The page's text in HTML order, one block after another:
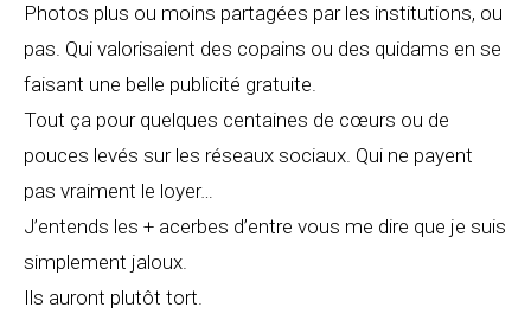
Photos plus ou moins partagées par les institutions, ou
pas. Qui valorisaient des copains ou des quidams en se
faisant une belle publicité gratuite.
Tout ça pour quelques centaines de cœurs ou de
pouces levés sur les réseaux sociaux. Qui ne payent
pas vraiment le loyer…
J’entends les + acerbes d’entre vous me dire que je suis
simplement jaloux.
Ils auront plutôt tort.